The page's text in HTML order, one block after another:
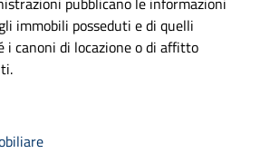
immobili posseduti e di quelli
i canoni di locazione o di affitto